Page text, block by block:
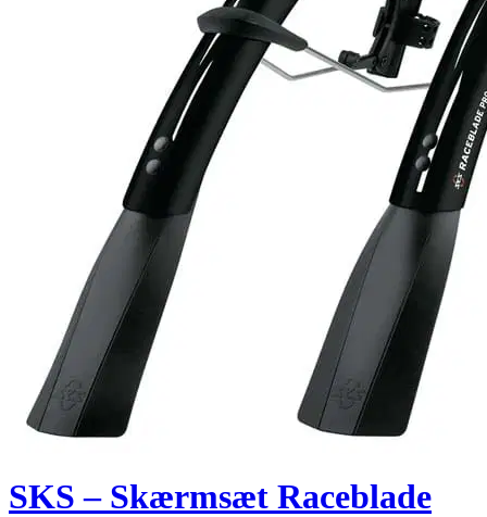
SKS – Skærmsæt Raceblade